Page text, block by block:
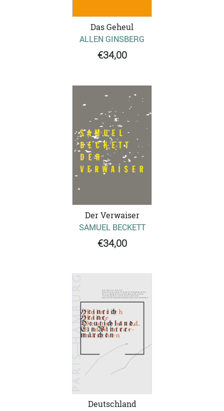
Das Geheul
ALLEN GINSBERG
€34,00
Der Verwaiser
SAMUEL BECKETT
€34,00
Deutschland